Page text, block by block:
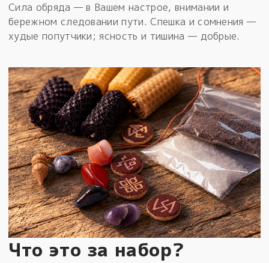
Сила обряда — в Вашем настрое, внимании и
бережном следовании пути. Спешка и сомнения —
худые попутчики; ясность и тишина — добрые.
Что это за набор?